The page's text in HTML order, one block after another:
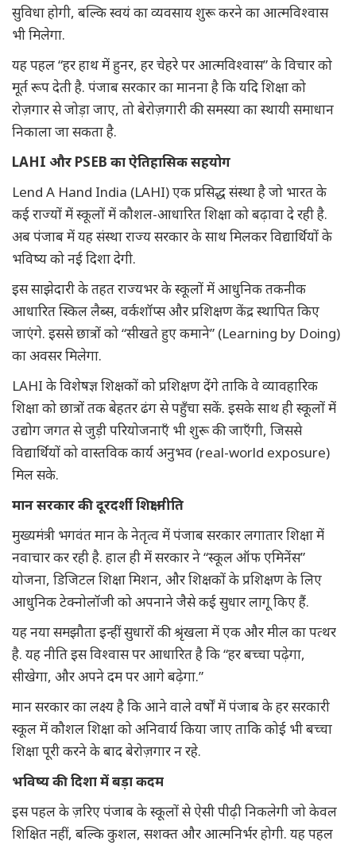
सुविधा होगी, बल्कि स्वयं का व्यवसाय शुरू करने का आत्मविश्वास
भी मिलेगा.
यह पहल “हर हाथ में हुनर, हर चेहरे पर आत्मविश्वास” के विचार को
मूर्त रूप देती है. पंजाब सरकार का मानना है कि यदि शिक्षा को
रोज़गार से जोड़ा जाए, तो बेरोज़गारी की समस्या का स्थायी समाधान
निकाला जा सकता है.
LAHI और PSEB का ऐतिहासिक सहयोग
Lend A Hand India (LAHI) एक प्रसिद्ध संस्था है जो भारत के
कई राज्यों में स्कूलों में कौशल-आधारित शिक्षा को बढ़ावा दे रही है.
अब पंजाब में यह संस्था राज्य सरकार के साथ मिलकर विद्यार्थियों के
भविष्य को नई दिशा देगी.
इस साझेदारी के तहत राज्यभर के स्कूलों में आधुनिक तकनीक
आधारित स्किल लैब्स, वर्कशॉप्स और प्रशिक्षण केंद्र स्थापित किए
जाएंगे. इससे छात्रों को “सीखते हुए कमाने” (Learning by Doing)
का अवसर मिलेगा.
LAHI के विशेषज्ञ शिक्षकों को प्रशिक्षण देंगे ताकि वे व्यावहारिक
शिक्षा को छात्रों तक बेहतर ढंग से पहुँचा सकें. इसके साथ ही स्कूलों में
उद्योग जगत से जुड़ी परियोजनाएँ भी शुरू की जाएँगी, जिससे
विद्यार्थियों को वास्तविक कार्य अनुभव (real-world exposure)
मिल सके.
मान सरकार की दूरदर्शी शिक्षा नीति
मुख्यमंत्री भगवंत मान के नेतृत्व में पंजाब सरकार लगातार शिक्षा में
नवाचार कर रही है. हाल ही में सरकार ने “स्कूल ऑफ एमिनेंस”
योजना, डिजिटल शिक्षा मिशन, और शिक्षकों के प्रशिक्षण के लिए
आधुनिक टेक्नोलॉजी को अपनाने जैसे कई सुधार लागू किए हैं.
यह नया समझौता इन्हीं सुधारों की श्रृंखला में एक और मील का पत्थर
है. यह नीति इस विश्वास पर आधारित है कि “हर बच्चा पढ़ेगा,
सीखेगा, और अपने दम पर आगे बढ़ेगा.”
मान सरकार का लक्ष्य है कि आने वाले वर्षों में पंजाब के हर सरकारी
स्कूल में कौशल शिक्षा को अनिवार्य किया जाए ताकि कोई भी बच्चा
शिक्षा पूरी करने के बाद बेरोज़गार न रहे.
भविष्य की दिशा में बड़ा कदम
इस पहल के ज़रिए पंजाब के स्कूलों से ऐसी पीढ़ी निकलेगी जो केवल
शिक्षित नहीं, बल्कि कुशल, सशक्त और आत्मनिर्भर होगी. यह पहल